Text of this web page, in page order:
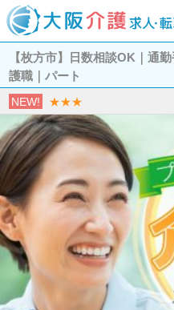
【枚方市】日数相談OK｜通
護職｜パート
NEW! ★★★